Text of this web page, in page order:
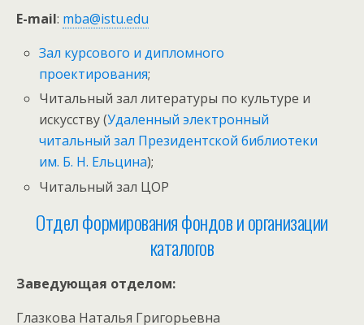
E-mail: mba@istu.edu
Зал курсового и дипломного
проектирования;
Читальный зал литературы по культуре и
искусству (Удаленный электронный
читальный зал Президентской библиотеки
им. Б. Н. Ельцина);
Читальный зал ЦОР
Отдел формирования фондов и организации
каталогов
Заведующая отделом:
Глазкова Наталья Григорьевна